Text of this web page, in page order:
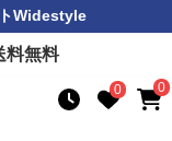
Widestyle
料無料
0 0